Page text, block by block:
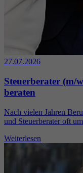
27.07.2026
Steuerberater (m/
beraten
Nach vielen Jahren
und Steuerberater oft
Weiterlesen